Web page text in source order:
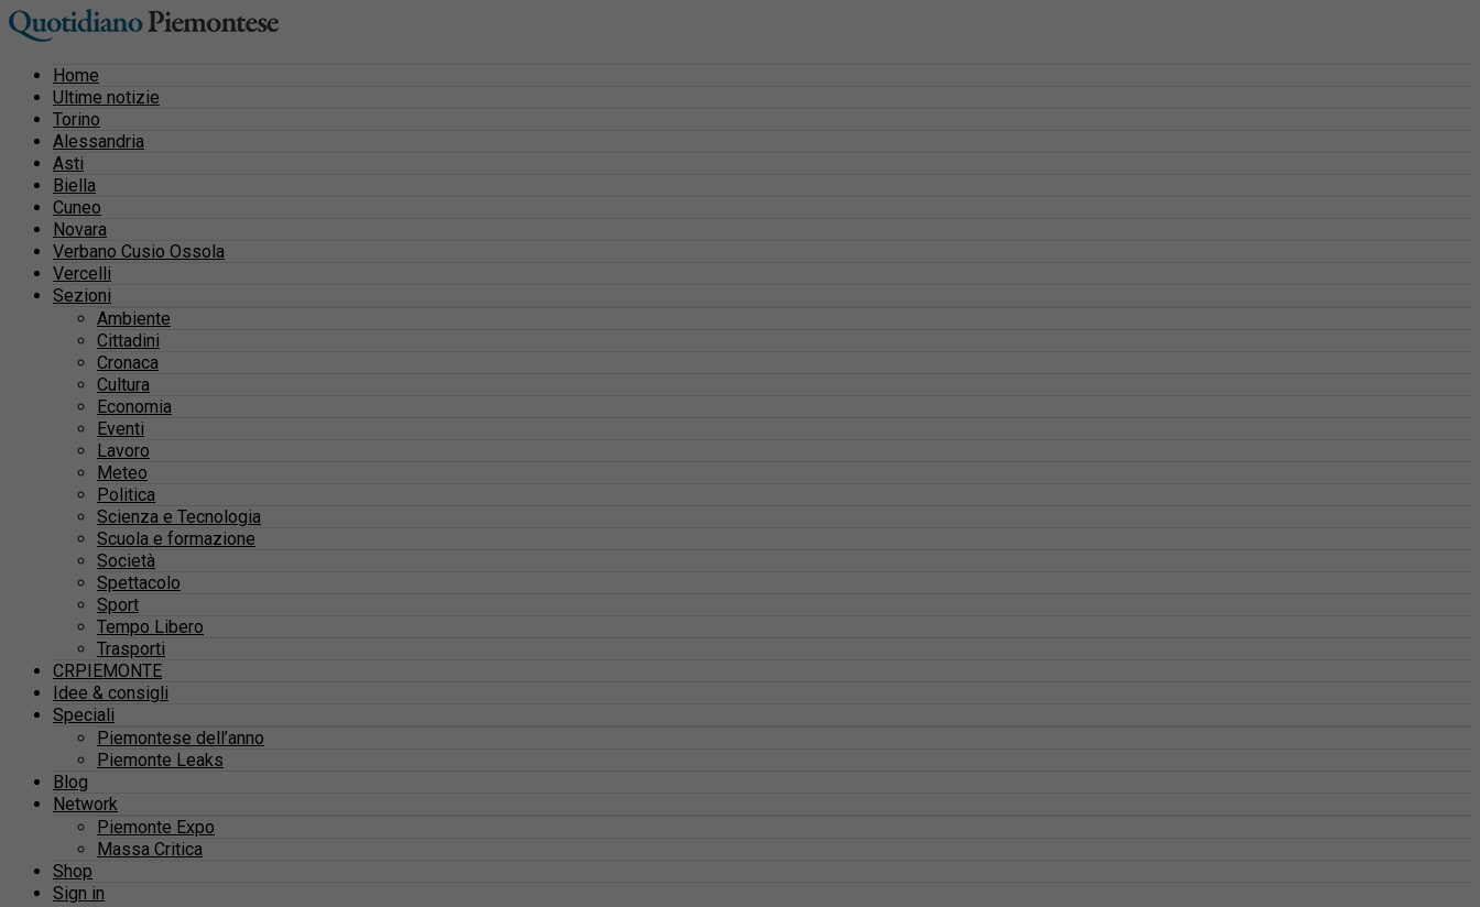
Home
Ultime notizie
Torino
Alessandria
Asti
Biella
Cuneo
Novara
Verbano Cusio Ossola
Vercelli
Sezioni
Ambiente
Cittadini
Cronaca
Cultura
Economia
Eventi
Lavoro
Meteo
Politica
Scienza e Tecnologia
Scuola e formazione
Società
Spettacolo
Sport
Tempo Libero
Trasporti
CRPIEMONTE
Idee & consigli
Speciali
Piemontese dell’anno
Piemonte Leaks
Blog
Network
Piemonte Expo
Massa Critica
Shop
Sign in